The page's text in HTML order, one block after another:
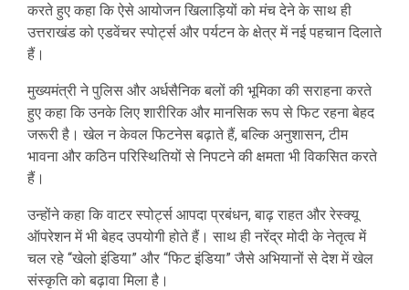
करते हुए कहा कि ऐसे आयोजन खिलाड़ियों को मंच देने के साथ ही
उत्तराखंड को एडवेंचर स्पोर्ट्स और पर्यटन के क्षेत्र में नई पहचान दिलाते
हैं।
मुख्यमंत्री ने पुलिस और अर्धसैनिक बलों की भूमिका की सराहना करते
हुए कहा कि उनके लिए शारीरिक और मानसिक रूप से फिट रहना बेहद
जरूरी है। खेल न केवल फिटनेस बढ़ाते हैं, बल्कि अनुशासन, टीम
भावना और कठिन परिस्थितियों से निपटने की क्षमता भी विकसित करते
हैं।
उन्होंने कहा कि वाटर स्पोर्ट्स आपदा प्रबंधन, बाढ़ राहत और रेस्क्यू
ऑपरेशन में भी बेहद उपयोगी होते हैं। साथ ही नरेंद्र मोदी के नेतृत्व में
चल रहे “खेलो इंडिया” और “फिट इंडिया” जैसे अभियानों से देश में खेल
संस्कृति को बढ़ावा मिला है।